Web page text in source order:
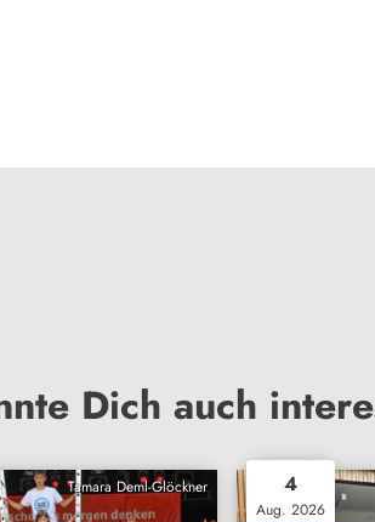
Dich auch
Tamara Deml-Glöckner 4
Aug. 2026